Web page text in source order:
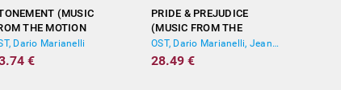
(MUSIC
THE MOTION
Dario Marianelli
€
PRIDE & PREJUDICE
(MUSIC FROM THE
MOTION PICTURE)
OST, Dario Marianelli, Jean-Yves Thibaudet
28.49 €